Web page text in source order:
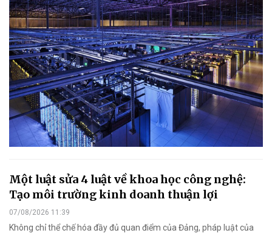
Một luật sửa 4 luật về khoa học công nghệ:
Tạo môi trường kinh doanh thuận lợi
07/08/2026 11:39
Không chỉ thể chế hóa đầy đủ quan điểm của Đảng, pháp luật của